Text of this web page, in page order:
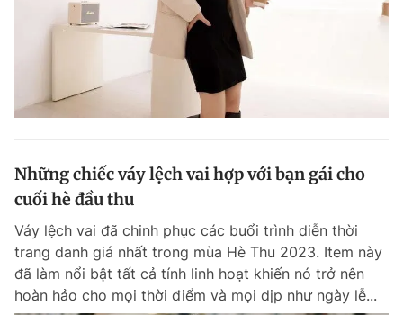
Những chiếc váy lệch vai hợp với bạn gái cho
cuối hè đầu thu
Váy lệch vai đã chinh phục các buổi trình diễn thời
trang danh giá nhất trong mùa Hè Thu 2023. Item này
đã làm nổi bật tất cả tính linh hoạt khiến nó trở nên
hoàn hảo cho mọi thời điểm và mọi dịp như ngày lễ...